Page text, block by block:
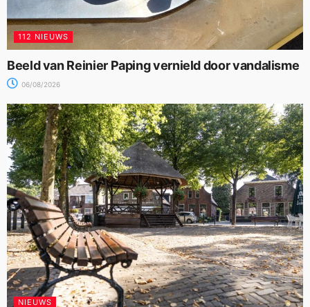
112 NIEUWS
Beeld van Reinier Paping vernield door vandalisme
06/08/2026
NIEUWS